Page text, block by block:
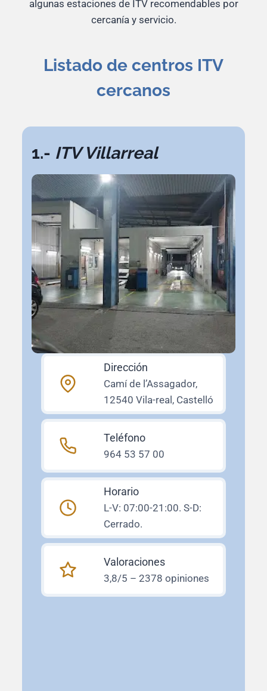
algunas estaciones de ITV recomendables por
cercanía y servicio.
Listado de centros ITV
cercanos
1.- ITV Villarreal
Dirección
Camí de l’Assagador,
12540 Vila-real, Castelló
Teléfono
964 53 57 00
Horario
L-V: 07:00-21:00. S-D:
Cerrado.
Valoraciones
3,8/5 – 2378 opiniones